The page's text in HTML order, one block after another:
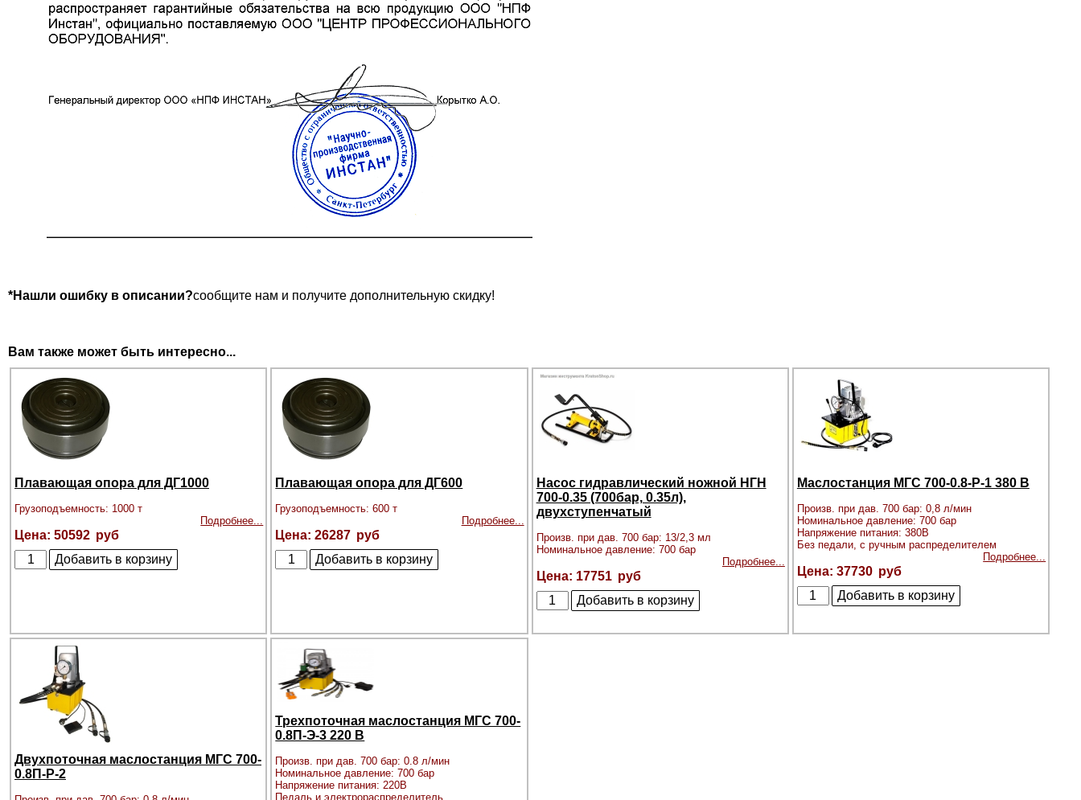
*Нашли ошибку в описании?сообщите нам и получите дополнительную скидку!
Вам также может быть интересно...
Плавающая опора для ДГ1000
Грузоподъемность: 1000 т
Подробнее...
50592
Плавающая опора для ДГ600
Грузоподъемность: 600 т
Подробнее...
26287
Насос гидравлический ножной НГН
700-0.35 (700бар, 0.35л),
двухступенчатый
Произв. при дав. 700 бар: 13/2,3 мл
Номинальное давление: 700 бар
Подробнее...
17751
Маслостанция МГС 700-0.8-Р-1 380 В
Произв. при дав. 700 бар: 0,8 л/мин
Номинальное давление: 700 бар
Напряжение питания: 380В
Без педали, с ручным распределителем
Подробнее...
37730
Двухпоточная маслостанция МГС 700-
0.8П-Р-2
Трехпоточная маслостанция МГС 700-
0.8П-Э-3 220 В
Произв. при дав. 700 бар: 0.8 л/мин
Номинальное давление: 700 бар
Напряжение питания: 220В
Педаль и электрораспределитель